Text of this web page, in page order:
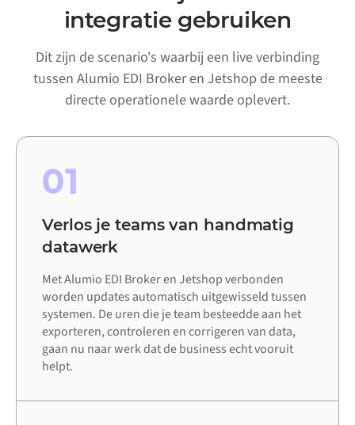
integratie gebruiken
Dit zijn de scenario's waarbij een live verbinding
tussen Alumio EDI Broker en Jetshop de meeste
directe operationele waarde oplevert.
01
Verlos je teams van handmatig
datawerk
Met Alumio EDI Broker en Jetshop verbonden
worden updates automatisch uitgewisseld tussen
systemen. De uren die je team besteedde aan het
exporteren, controleren en corrigeren van data,
gaan nu naar werk dat de business echt vooruit
helpt.